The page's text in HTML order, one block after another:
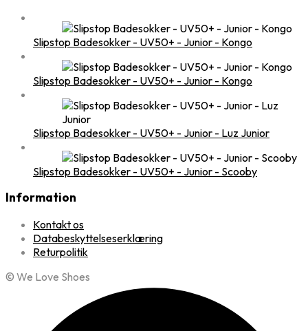
Slipstop Badesokker - UV50+ - Junior - Kongo
Slipstop Badesokker - UV50+ - Junior - Kongo
Slipstop Badesokker - UV50+ - Junior - Luz Junior
Slipstop Badesokker - UV50+ - Junior - Scooby
Information
Kontakt os
Databeskyttelseserklæring
Returpolitik
© We Love Shoes